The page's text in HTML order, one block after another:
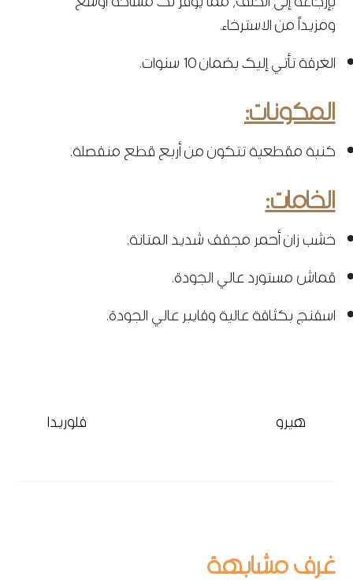
ومزيداً من الاسترخاء.
الغرفة تأتي إليك بضمان 10 سنوات.
المكونات:
كنبة مقطعية تتكون من أربع قطع منفصلة.
الخامات:
خشب زان أحمر مجفف شديد المتانة.
قماش مستورد عالي الجودة.
اسفنج بكثافة عالية وفايبر عالي الجودة.
فلوريدا هيرو